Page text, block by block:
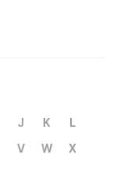
J K
L
V W
X